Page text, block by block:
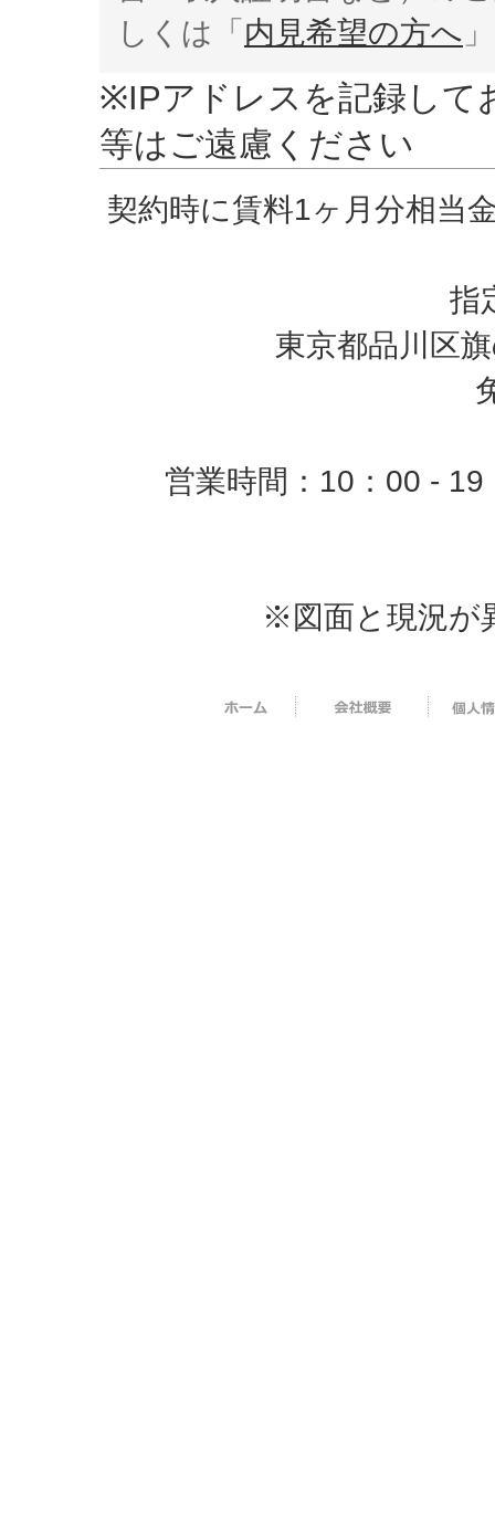
しくは「 内見希望の方へ
※IPアドレスを記録して
等はご遠慮ください
契約時に賃料1ヶ月分相当
指
東京都品川区
営業時間：10：00 -
※図面と現況が